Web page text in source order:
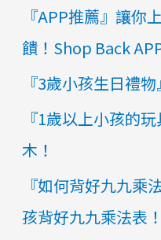
『APP推薦』讓你
饋！Shop Back
『3歲小孩生日禮
『1歲以上小孩的
木！
『如何背好九九乘
孩背好九九乘法表！